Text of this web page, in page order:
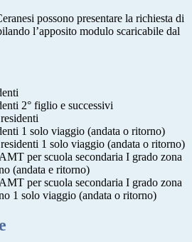
possono presentare la richiesta di
l’apposito modulo scaricabile dal
2° figlio e successivi
1 solo viaggio (andata o ritorno)
1 solo viaggio (andata o ritorno)
per scuola secondaria I grado zona
(andata e ritorno)
per scuola secondaria I grado zona
1 solo viaggio (andata o ritorno)